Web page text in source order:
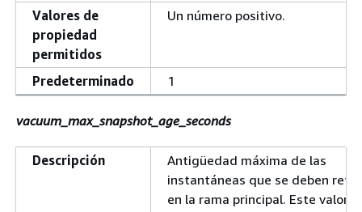
Valores de
propiedad
permitidos
Un número positivo.
Predeterminado 1
vacuum_max_snapshot_age_seconds
Descripción
Antigüedad máxima de las
instantáneas que se deben
en la rama principal. Este valor